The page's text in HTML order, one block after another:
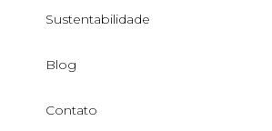
Sustentabilidade
Blog
Contato